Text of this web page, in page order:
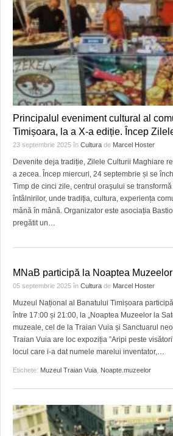
Principalul eveniment cultural al
Timișoara, la a X-a ediție. Încep
23 septembrie 2025 în Cultura de Marcel Hoster
Devenite deja tradiție, Zilele Culturii Maghiare
a zecea. Încep miercuri, 24 septembrie și se
Timp de cinci zile, centrul orașului se
întâlnirilor, unde tradiția, cultura, experiența
mână în mână. Organizator este asociația
pregătit un…
MNaB participă la Noaptea
05 septembrie 2025 în Cultura de Marcel Hoster
Muzeul Național al Banatului Timișoara
între 17:00 și 21:00, la „Noaptea Muzeelor la
muzeale, cel de la Traian Vuia și Sanctuarul
Traian Vuia are loc expoziția ”Aripi peste
locul care i-a dat numele marelui inventator,…
Etichete: Muzeul Traian Vuia Noapte.muzeelor